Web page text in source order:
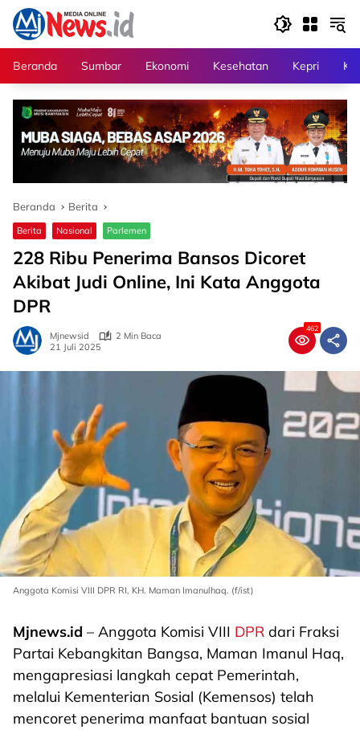
Langsung
konten
Beranda
Sumbar Ekonomi Kesehatan Kepri
Beranda Berita
Berita Nasional Parlemen
228 Ribu Penerima Bansos Dicoret
Akibat Judi Online, Ini Kata Anggota
DPR
Mjnewsid
2 Min Baca
21 Juli 2025
462
Anggota Komisi VIII DPR RI, KH. Maman Imanulhaq. (f/ist)
Mjnews.id – Anggota Komisi VIII DPR dari Fraksi
Partai Kebangkitan Bangsa, Maman Imanul Haq,
mengapresiasi langkah cepat Pemerintah,
melalui Kementerian Sosial (Kemensos) telah
mencoret penerima manfaat bantuan sosial